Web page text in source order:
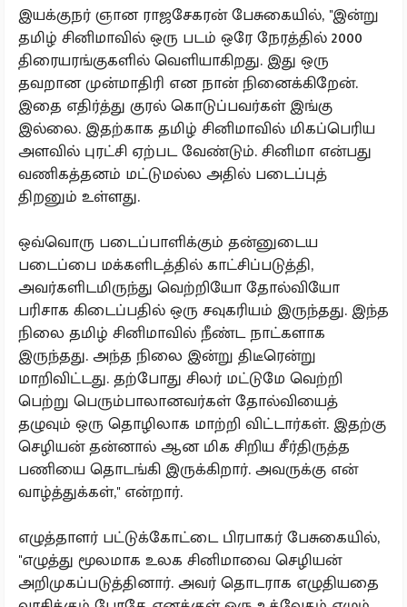
இயக்குநர் ஞான ராஜசேகரன் பேசுகையில், ''இன்று
தமிழ் சினிமாவில் ஒரு படம் ஒரே நேரத்தில் 2000
திரையரங்குகளில் வெளியாகிறது. இது ஒரு
தவறான முன்மாதிரி என நான் நினைக்கிறேன்.
இதை எதிர்த்து குரல் கொடுப்பவர்கள் இங்கு
இல்லை. இதற்காக தமிழ் சினிமாவில் மிகப்பெரிய
அளவில் புரட்சி ஏற்பட வேண்டும். சினிமா என்பது
வணிகத்தனம் மட்டுமல்ல அதில் படைப்புத்
திறனும் உள்ளது.
ஒவ்வொரு படைப்பாளிக்கும் தன்னுடைய
படைப்பை மக்களிடத்தில் காட்சிப்படுத்தி,
அவர்களிடமிருந்து வெற்றியோ தோல்வியோ
பரிசாக கிடைப்பதில் ஒரு சவுகரியம் இருந்தது. இந்த
நிலை தமிழ் சினிமாவில் நீண்ட நாட்களாக
இருந்தது. அந்த நிலை இன்று திடீரென்று
மாறிவிட்டது. தற்போது சிலர் மட்டுமே வெற்றி
பெற்று பெரும்பாலானவர்கள் தோல்வியைத்
தழுவும் ஒரு தொழிலாக மாற்றி விட்டார்கள். இதற்கு
செழியன் தன்னால் ஆன மிக சிறிய சீர்திருத்த
பணியை தொடங்கி இருக்கிறார். அவருக்கு என்
வாழ்த்துக்கள்,'' என்றார்.
எழுத்தாளர் பட்டுக்கோட்டை பிரபாகர் பேசுகையில்,
''எழுத்து மூலமாக உலக சினிமாவை செழியன்
அறிமுகப்படுத்தினார். அவர் தொடராக எழுதியதை